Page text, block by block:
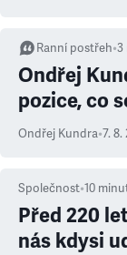
Ranní postřeh•3
Ondřej
pozice, co
Ondřej Kundra•7. 8.
Společnost•10
Před 220
nás kdysi